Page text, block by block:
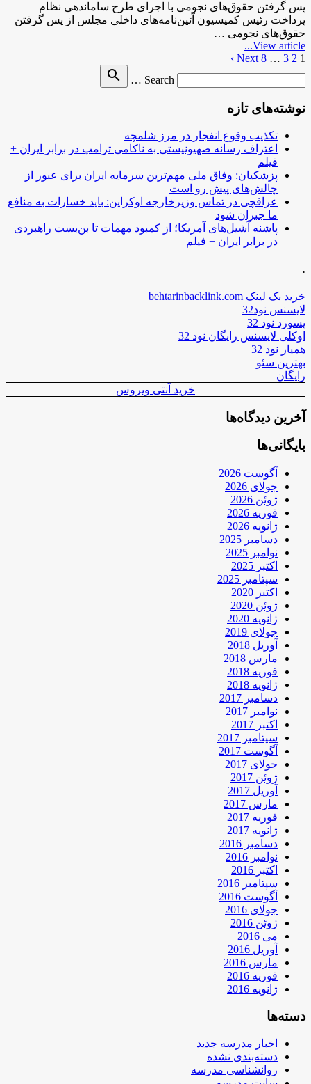
پس گرفتن حقوق‌های نجومی با اجرای طرح ساماندهی نظام
پرداخت رئیس کمیسیون آئین‌نامه‌های داخلی مجلس از پس گرفتن
حقوق‌های نجومی …
View article...
صفحه‌بندی
1
2
3
…
8
Next ›
Search …
search
نوشته‌های تازه
تکذیب وقوع انفجار در مرز شلمچه
اعتراف رسانه صهیونیستی به ناکامی ترامپ در برابر ایران +
فیلم
پزشکیان: وفاق ملی مهم‌ترین سرمایه ایران برای عبور از
چالش‌های پیش رو است
عراقچی در تماس وزیرخارجه اوکراین: باید خسارات به منافع
ما جبران شود
پاشنه آشیل‌های آمریکا؛ از کمبود مهمات تا بن‌بست راهبردی
در برابر ایران + فیلم
.
خرید بک لینک behtarinbacklink.com
لایسنس نود32
پسورد نود 32
اوکلی لایسنس رایگان نود 32
همیار نود 32
بهترین سئو
رایگان
خرید آنتی ویروس
آخرین دیدگاه‌ها
بایگانی‌ها
آگوست 2026
جولای 2026
ژوئن 2026
فوریه 2026
ژانویه 2026
دسامبر 2025
نوامبر 2025
اکتبر 2025
سپتامبر 2025
اکتبر 2020
ژوئن 2020
ژانویه 2020
جولای 2019
آوریل 2018
مارس 2018
فوریه 2018
ژانویه 2018
دسامبر 2017
نوامبر 2017
اکتبر 2017
سپتامبر 2017
آگوست 2017
جولای 2017
ژوئن 2017
آوریل 2017
مارس 2017
فوریه 2017
ژانویه 2017
دسامبر 2016
نوامبر 2016
اکتبر 2016
سپتامبر 2016
آگوست 2016
جولای 2016
ژوئن 2016
می 2016
آوریل 2016
مارس 2016
فوریه 2016
ژانویه 2016
دسته‌ها
اخبار مدرسه جدید
دسته‌بندی نشده
روانشناسی مدرسه